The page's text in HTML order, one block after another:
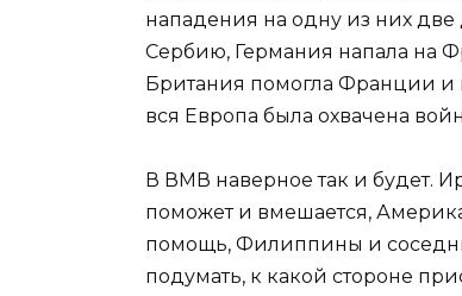
нападения на одну из них
Сербию, Германия напала на
Британия помогла Франции и
вся Европа была охвачена
В ВМВ наверное так и будет.
поможет и вмешается,
помощь, Филиппины и
подумать, к какой стороне